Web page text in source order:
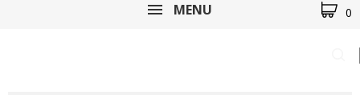
MENU 0